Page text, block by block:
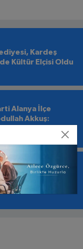
Kardeş
Kültür Elçisi Oldu
Alanya İlçe
Akkuş:
“Balık Yemeye